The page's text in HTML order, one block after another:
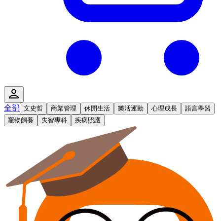
全部 文史哲 商業管理 休閒生活 樂活運動 心理成長
語言學習
寵物飼養
失智專科 疾病照護